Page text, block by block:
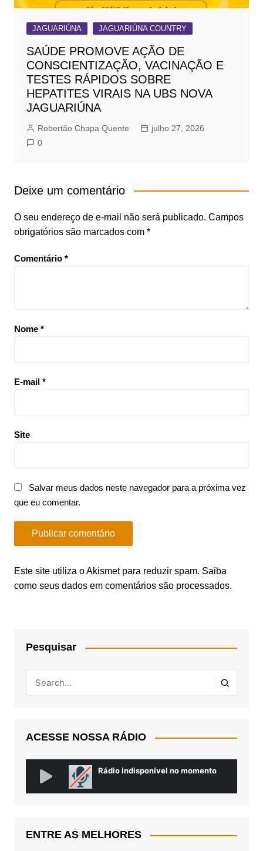
JAGUARIÚNA JAGUARIÚNA COUNTRY
SAÚDE PROMOVE AÇÃO DE
CONSCIENTIZAÇÃO, VACINAÇÃO E
TESTES RÁPIDOS SOBRE
HEPATITES VIRAIS NA UBS NOVA
JAGUARIÚNA
Robertão Chapa Quente
julho 27, 2026
0
Deixe um comentário
O seu endereço de e-mail não será publicado. Campos
obrigatórios são marcados com *
Comentário *
Nome *
E-mail *
Site
Salvar meus dados neste navegador para a próxima vez
que eu comentar.
Este site utiliza o Akismet para reduzir spam. Saiba
como seus dados em comentários são processados.
Pesquisar
ACESSE NOSSA RÁDIO
ENTRE AS MELHORES